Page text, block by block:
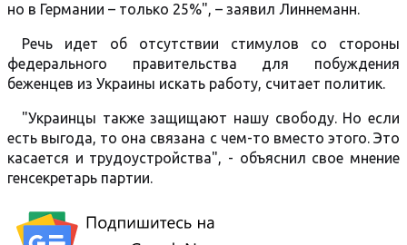
но в Германии – только 25%", – заявил Линнеманн.
Речь идет об отсутствии стимулов со стороны
федерального правительства для побуждения
беженцев из Украины искать работу, считает политик.
"Украинцы также защищают нашу свободу. Но если
есть выгода, то она связана с чем-то вместо этого. Это
касается и трудоустройства", - объяснил свое мнение
генсекретарь партии.